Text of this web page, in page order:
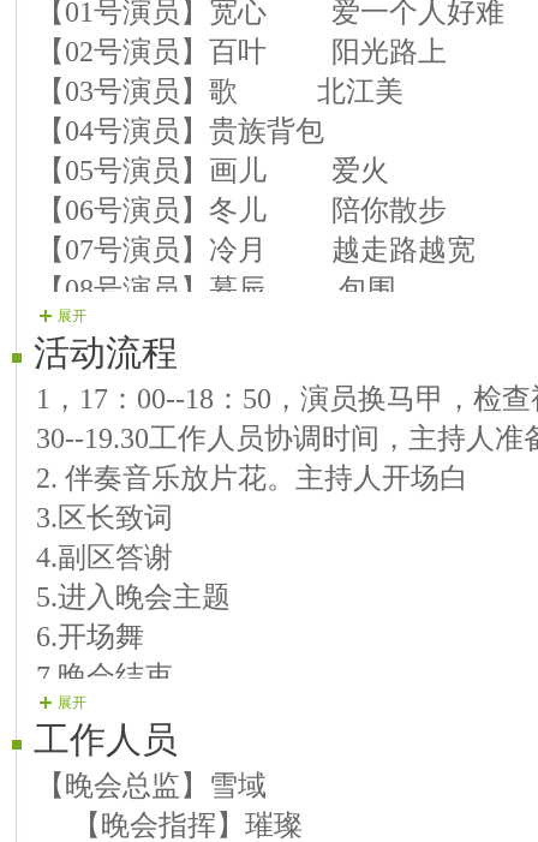
【01号演员】宽心 爱一个人好难
【02号演员】百叶 阳光路上
【03号演员】歌 北江美
【04号演员】贵族背包
【05号演员】画儿 爱火
【06号演员】冬儿 陪你散步
【07号演员】冷月 越走路越宽
【08号演员】慕辰 包围
【09号演员】琳静 长路漫漫陪你走
【10号演员】看海 流泪的海
【11号演员】宽心 断点
【12号演员】七彩人生 载歌载舞
【13号演员】微笑 吻我一
【14号演员】非也 大街小巷都
【15号演员】524 我要抱着你
叶 锦绣前程
【17号演员】飘雨 深夜的咖啡
【18号演员】猫儿 我的心已破碎
【19号演员】清心 我们好好爱
【20号演员】梅香 评剧 报花名
【21号演员】山橘 粉墨情缘
展开
活动流程
1，17：00--18：50，演员换马甲，检
30--19.30工作人员协调时间，主持人准
2. 伴奏音乐放片花。主持人开场白
3.区长致词
4.副区答谢
5.进入晚会主题
6.开场舞
7.晚会结束
8.主持闭幕词 结束（背景音乐《难忘今
展开
工作人员
【晚会总监】雪域
【晚会指挥】璀璨